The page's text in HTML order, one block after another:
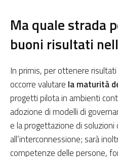
Ma quale strada
buoni risultati
In primis, per ottenere
occorre valutare la maturità
progetti pilota in ambienti
adozione di modelli di
e la progettazione di
all’interconnessione; sarà
competenze delle persone,